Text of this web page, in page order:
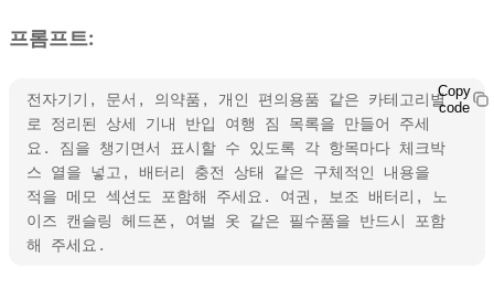
프롬프트:
전자기기, 문서, 의약품, 개인 편의용품 같은 카테고리별
로 정리된 상세 기내 반입 여행 짐 목록을 만들어 주세
요. 짐을 챙기면서 표시할 수 있도록 각 항목마다 체크박
스 열을 넣고, 배터리 충전 상태 같은 구체적인 내용을
적을 메모 섹션도 포함해 주세요. 여권, 보조 배터리, 노
이즈 캔슬링 헤드폰, 여벌 옷 같은 필수품을 반드시 포함
해 주세요.
Copy
code